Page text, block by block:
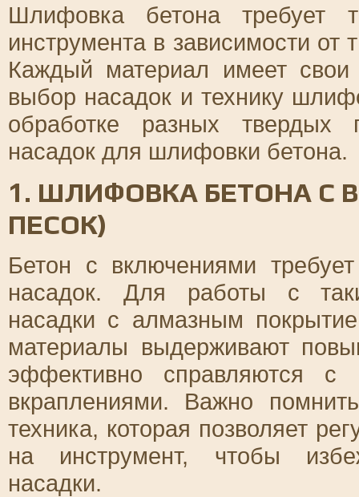
Шлифовка бетона требует
инструмента в зависимости от
Каждый материал имеет свои
выбор насадок и технику
обработке разных твердых
насадок для шлифовки бетона.
1. ШЛИФОВКА БЕТОНА С
ПЕСОК)
Бетон с включениями
насадок. Для работы с
насадки с алмазным
материалы выдерживают
эффективно справляются
вкраплениями. Важно
техника, которая позволяет
на инструмент, чтобы
насадки.